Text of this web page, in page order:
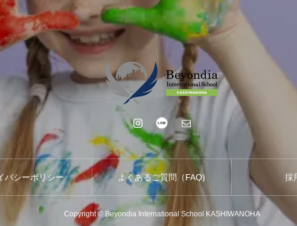
バシーポリシー よくあるご質問（FAQ) 採
Copyright © Beyondia International School KASHIWANOHA